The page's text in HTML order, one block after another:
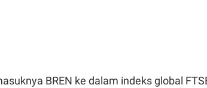
BREN ke dalam indeks global